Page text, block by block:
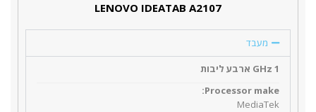
LENOVO IDEATAB A2107
מעבד
1 GHz ארבע ליבות
Processor make:
MediaTek